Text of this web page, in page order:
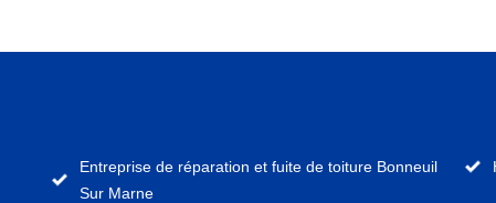
Entreprise de réparation et fuite de toiture Bonneuil
Sur Marne